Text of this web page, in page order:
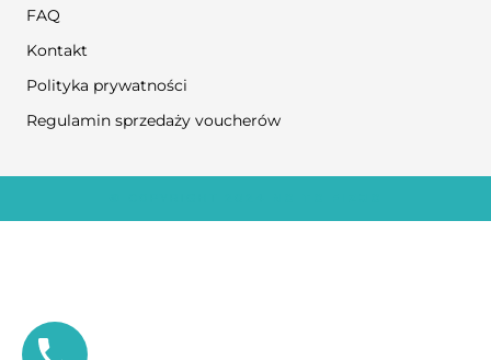
FAQ
Kontakt
Polityka prywatności
Regulamin sprzedaży voucherów